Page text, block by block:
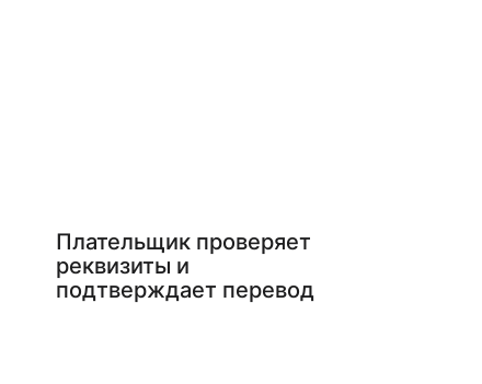
Плательщик проверяет
реквизиты и
подтверждает перевод